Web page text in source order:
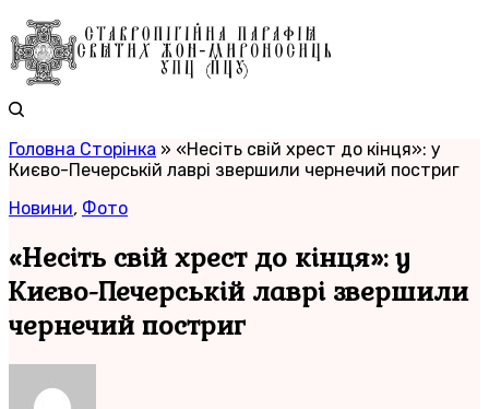
Головна Сторінка » «Несіть свій хрест до кінця»: у
Києво-Печерській лаврі звершили чернечий постриг
Новини, Фото
«Несіть свій хрест до кінця»: у
Києво-Печерській лаврі звершили
чернечий постриг